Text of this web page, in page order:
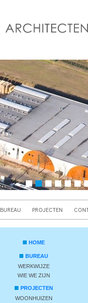
BUREAU PROJECTEN
HOME
BUREAU
WERKWIJZE
WIE WE ZIJN
PROJECTEN
WOONHUIZEN